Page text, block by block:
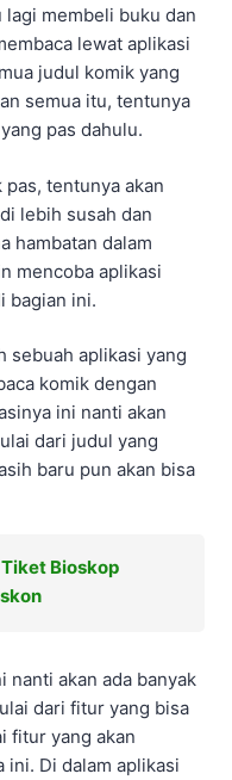
membeli buku dan
lewat aplikasi
judul komik yang
semua itu, tentunya
pas dahulu.
tentunya akan
lebih susah dan
hambatan dalam
mencoba aplikasi
bagian ini.
sebuah aplikasi yang
komik dengan
ini nanti akan
dari judul yang
baru pun akan bisa
Bioskop
nanti akan ada banyak
dari fitur yang bisa
fitur yang akan
ini. Di dalam aplikasi